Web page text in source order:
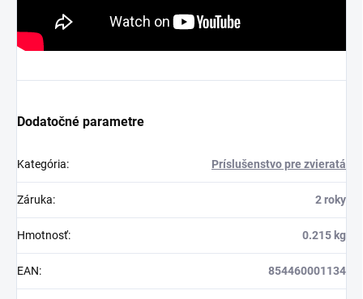
Dodatočné parametre
Kategória: Príslušenstvo pre zvieratá
Záruka: 2 roky
Hmotnosť: 0.215 kg
EAN: 854460001134